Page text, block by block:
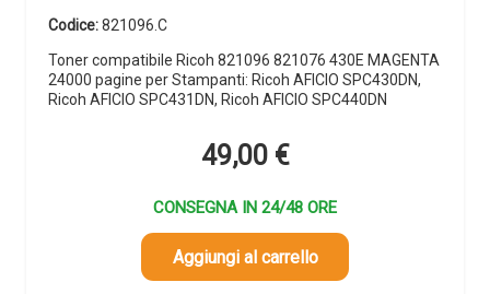
Codice:821096.C
Toner compatibile Ricoh 821096 821076 430E MAGENTA
24000 pagine per Stampanti: Ricoh AFICIO SPC430DN,
Ricoh AFICIO SPC431DN, Ricoh AFICIO SPC440DN
49,00 €
CONSEGNA IN 24/48 ORE
Aggiungi al carrello